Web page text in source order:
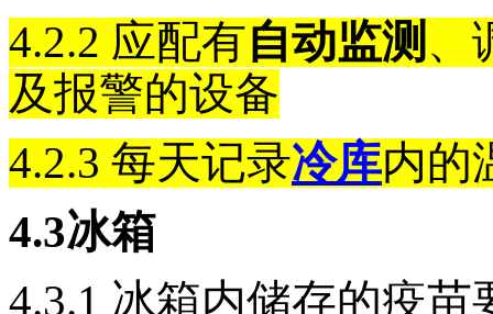
4.2.2 应配有自动监测 、
及报警的设备
4.2.3 每天记录冷库内的
4.3冰箱
4.3.1 冰箱内储存的疫苗